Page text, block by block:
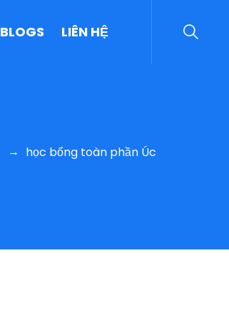
BLOGS LIÊN HỆ
→ học bổng toàn phần Úc